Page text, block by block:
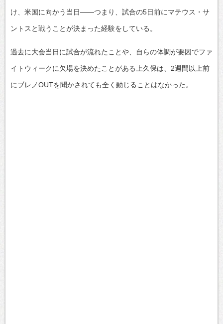
け、米国に向かう当日――つまり、試合の5日前にマテウス・サ
ントスと戦うことが決まった経験をしている。
過去に大会当日に試合が流れたことや、自らの体調が要因でファ
イトウィークに欠場を決めたことがある上久保は、2週間以上前
にブレノOUTを聞かされても全く動じることはなかった。